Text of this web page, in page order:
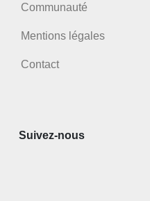
Communauté
Mentions légales
Contact
Suivez-nous